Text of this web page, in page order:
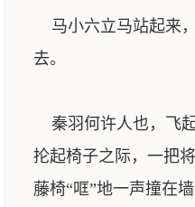
马小六立马站起来
去。
秦羽何许人也，飞
抡起椅子之际，一把
藤椅“哐”地一声撞在